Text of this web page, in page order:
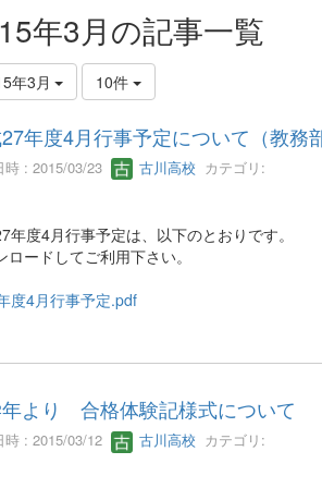
年3月の記事一覧
年3月 10件
年度4月行事予定について（教務
時 : 2015/03/23 古川高校 カテゴリ:
年度4月行事予定は、以下のとおりです。
ロードしてご利用下さい。
度4月行事予定.pdf
年より 合格体験記様式について
時 : 2015/03/12 古川高校 カテゴリ: